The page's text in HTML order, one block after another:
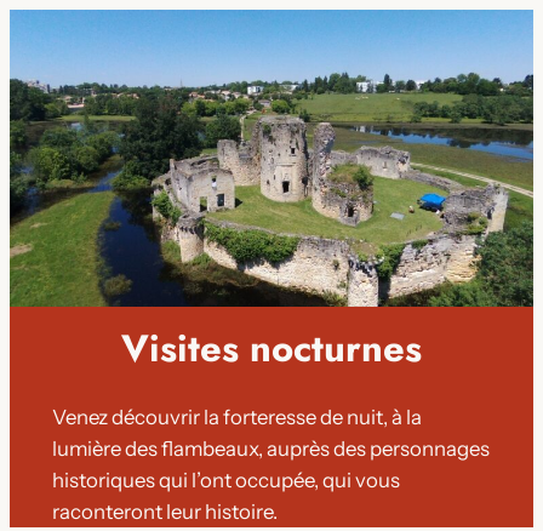
Visites nocturnes
Venez découvrir la forteresse de nuit, à la
lumière des flambeaux, auprès des personnages
historiques qui l’ont occupée, qui vous
raconteront leur histoire.